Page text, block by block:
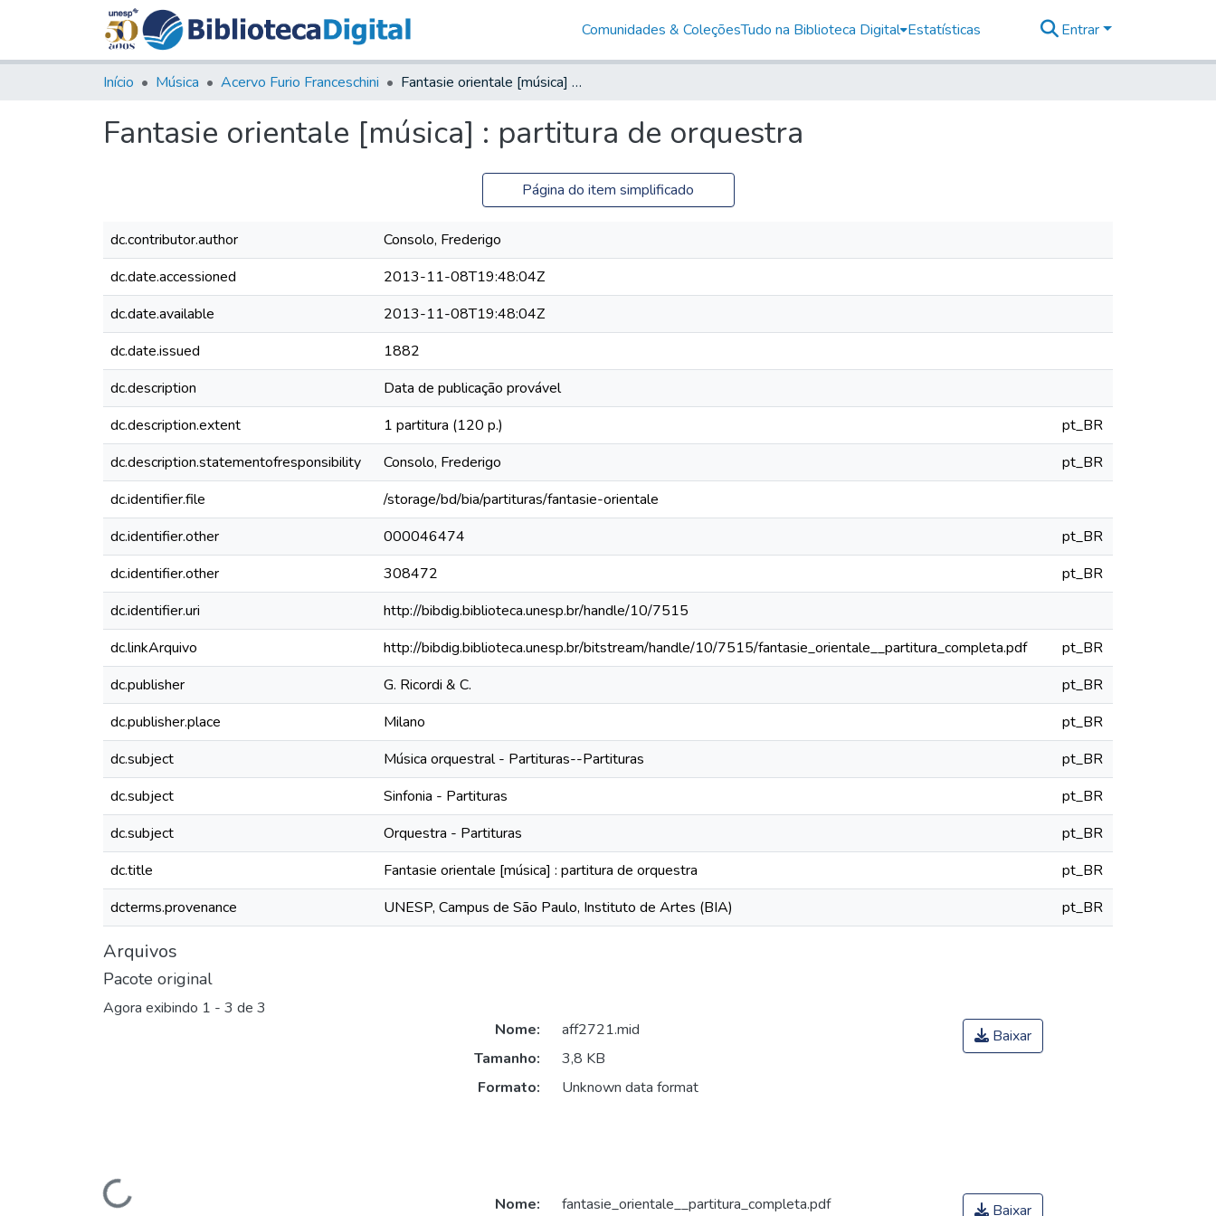
Comunidades & ColeçõesTudo na Biblioteca Digital Estatísticas Entrar
Início Música Acervo Furio Franceschini Fantasie orientale [música] : partitura de orquestra
Fantasie orientale [música] : partitura de orquestra
Página do item simplificado
dc.contributor.author
Consolo, Frederigo
dc.date.accessioned
2013-11-08T19:48:04Z
dc.date.available
2013-11-08T19:48:04Z
dc.date.issued
1882
dc.description
Data de publicação provável
dc.description.extent
1 partitura (120 p.)
pt_BR
dc.description.statementofresponsibility
Consolo, Frederigo
pt_BR
dc.identifier.file
/storage/bd/bia/partituras/fantasie-orientale
dc.identifier.other
000046474
pt_BR
dc.identifier.other
308472
pt_BR
dc.identifier.uri
http://bibdig.biblioteca.unesp.br/handle/10/7515
dc.linkArquivo
http://bibdig.biblioteca.unesp.br/bitstream/handle/10/7515/fantasie_orientale__partitura_completa.pdf
pt_BR
dc.publisher
G. Ricordi & C.
pt_BR
dc.publisher.place
Milano
pt_BR
dc.subject
Música orquestral - Partituras--Partituras
pt_BR
dc.subject
Sinfonia - Partituras
pt_BR
dc.subject
Orquestra - Partituras
pt_BR
dc.title
Fantasie orientale [música] : partitura de orquestra
pt_BR
dcterms.provenance
UNESP, Campus de São Paulo, Instituto de Artes (BIA) pt_BR
Arquivos
Pacote original
Agora exibindo 1 - 3 de 3
Nome:
aff2721.mid
Tamanho:
3,8 KB
Formato:
Unknown data format
Baixar
Nome:
fantasie_orientale__partitura_completa.pdf
Baixar